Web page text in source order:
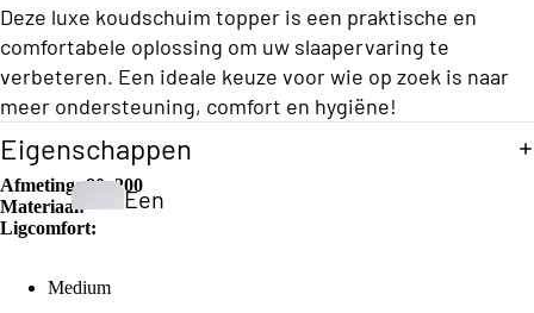
o
ll
e
c
ti
Vo
uw
be
en
ri
n
g
Eenperso
ons
Budget
gs
Een
Deze luxe koudschuim topper is een praktische en
comfortabele oplossing om uw slaapervaring te
verbeteren. Een ideale keuze voor wie op zoek is naar
meer ondersteuning, comfort en hygiëne!
Eigenschappen
Afmeting:80x200
Materiaal:
Ligcomfort:
Medium